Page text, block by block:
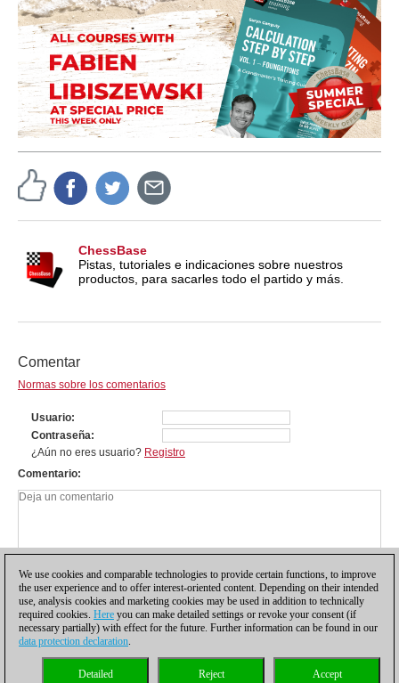
ChessBase
Pistas, tutoriales e indicaciones sobre nuestros
productos, para sacarles todo el partido y más.
Comentar
Normas sobre los comentarios
Usuario
Contraseña
¿Aún no eres usuario? Registro
Comentario
Política de privacidad |Para contactar Cookies Management
We use cookies and comparable technologies to provide certain functions, to improve
the user experience and to offer interest-oriented content. Depending on their intended
use, analysis cookies and marketing cookies may be used in addition to technically
required cookies. Here you can make detailed settings or revoke your consent (if
necessary partially) with effect for the future. Further information can be found in our
data protection declaration.
Accept
Reject
Detailed